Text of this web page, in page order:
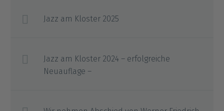
Jazz am Kloster 2025
Jazz am Kloster 2024 – erfolgreiche
Neuauflage –